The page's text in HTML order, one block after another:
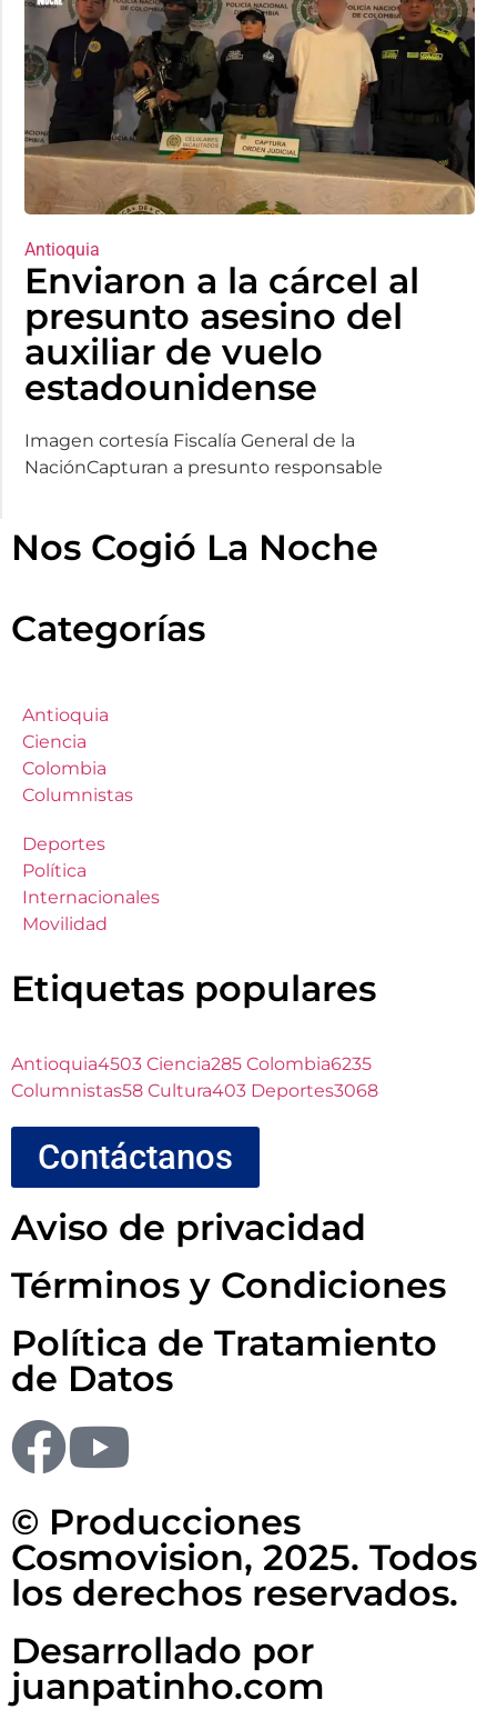
Antioquia
Enviaron a la cárcel al
presunto asesino del
auxiliar de vuelo
estadounidense
Imagen cortesía Fiscalía General de la
NaciónCapturan a presunto responsable
Nos Cogió La Noche
Categorías
Antioquia
Ciencia
Colombia
Columnistas
Deportes
Política
Internacionales
Movilidad
Etiquetas populares
Antioquia4503 Ciencia285 Colombia6235
Columnistas58 Cultura403 Deportes3068
Contáctanos
Aviso de privacidad
Términos y Condiciones
Política de Tratamiento
de Datos
© Producciones
Cosmovision, 2025. Todos
los derechos reservados.
Desarrollado por
juanpatinho.com